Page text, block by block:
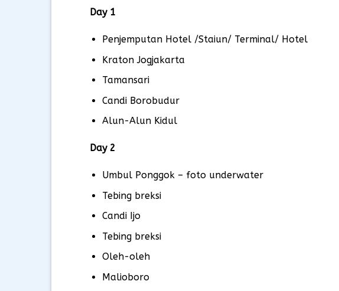
Day 1
Penjemputan Hotel /Staiun/ Terminal/ Hotel
Kraton Jogjakarta
Tamansari
Candi Borobudur
Alun-Alun Kidul
Day 2
Umbul Ponggok – foto underwater
Tebing breksi
Candi Ijo
Tebing breksi
Oleh-oleh
Malioboro